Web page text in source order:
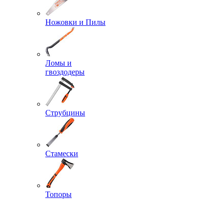
Ножовки и Пилы
Ломы и
гвоздодеры
Струбцины
Стамески
Топоры